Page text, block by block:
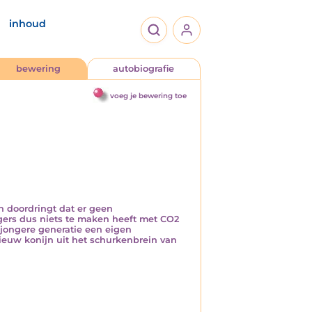
inhoud
bewering autobiografie
voeg je bewering toe
doordringt dat er geen
dus niets te maken heeft met CO2
generatie een eigen
konijn uit het schurkenbrein van